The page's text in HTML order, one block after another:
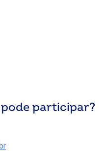
participar?